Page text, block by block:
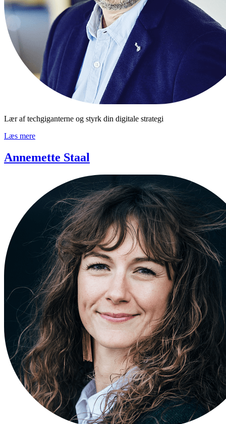
Lær af techgiganterne og styrk din digitale strategi
Læs mere
Annemette Staal